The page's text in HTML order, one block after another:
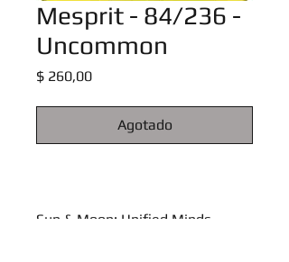
Mesprit - 84/236 -
Uncommon
$ 260,00Precio
Agotado
Sun & Moon: Unified Minds